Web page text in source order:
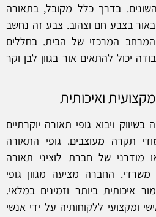
בדרך כלל מקובל, בתאורה
בצבע חם וצהוב. צבע זה נחשב
המרכזי של הבית. בחללים
יכול להתאים אור בגוון לבן וקר
ואיכותית
ויבוא גופי תאורה יוקרתיים
תקרה מעוצבים. גופי התאורה
מודרני של חברת לוציני תאורה
החברה מציעה מגוון גופי
איכותית ביותר וזמינים במלאי.
ומקצועי ללקוחותיה על ידי אנשי